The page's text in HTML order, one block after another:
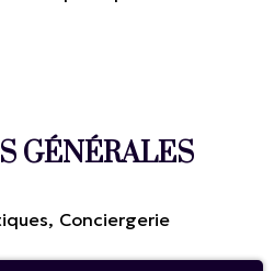
GÉNÉRALES
Conciergerie